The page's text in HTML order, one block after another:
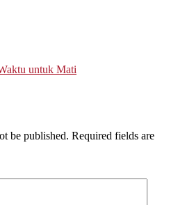
untuk Mati
be published. Required fields are